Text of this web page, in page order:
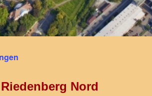
Nord